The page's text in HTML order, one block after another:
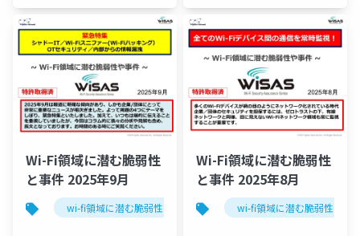
Wi-Fi領域に潜む脆弱性
と事件 2025年9月
wi-fi領域に潜む脆弱性と事件 セキュリティ
Wi-Fi領域に潜む脆弱性
と事件 2025年8月
wi-fi領域に潜む脆弱性と事